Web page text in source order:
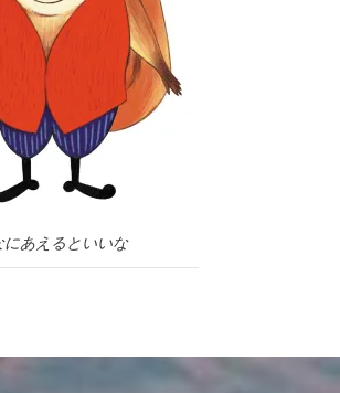
にあえるといいな